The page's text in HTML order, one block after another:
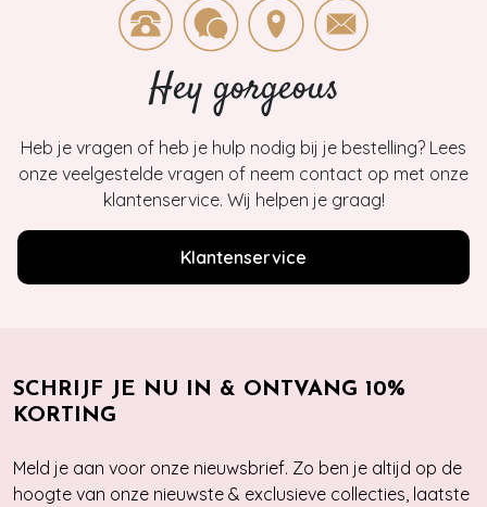
Hey gorgeous
Heb je vragen of heb je hulp nodig bij je bestelling? Lees
onze veelgestelde vragen of neem contact op met onze
klantenservice. Wij helpen je graag!
Klantenservice
SCHRIJF JE NU IN & ONTVANG 10%
KORTING
Meld je aan voor onze nieuwsbrief. Zo ben je altijd op de
hoogte van onze nieuwste & exclusieve collecties, laatste